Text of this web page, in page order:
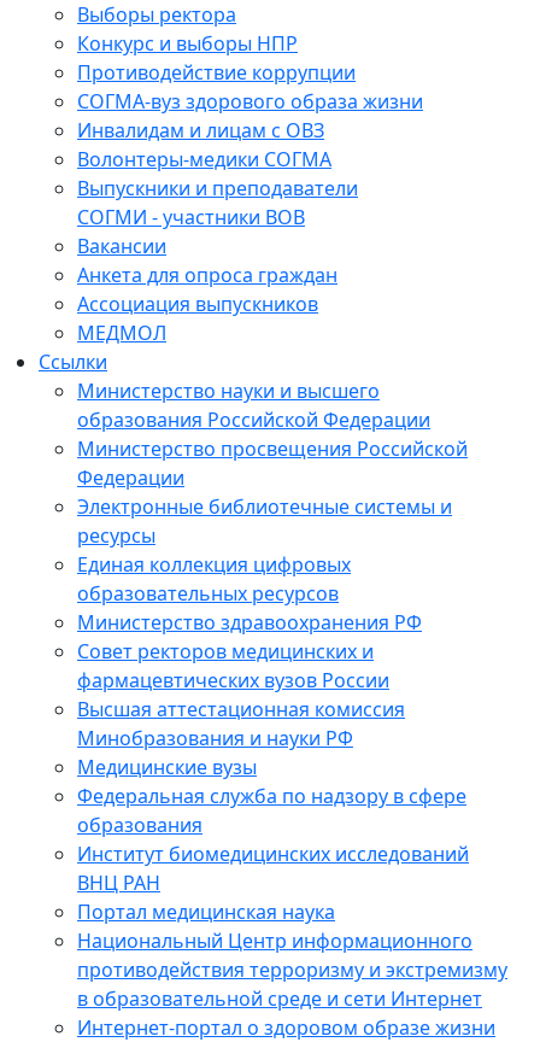
Выборы ректора
Конкурс и выборы НПР
Противодействие коррупции
СОГМА-вуз здорового образа жизни
Инвалидам и лицам с ОВЗ
Волонтеры-медики СОГМА
Выпускники и преподаватели
СОГМИ - участники ВОВ
Вакансии
Анкета для опроса граждан
Ассоциация выпускников
МЕДМОЛ
Ссылки
Министерство науки и высшего
образования Российской Федерации
Министерство просвещения Российской
Федерации
Электронные библиотечные системы и
ресурсы
Единая коллекция цифровых
образовательных ресурсов
Министерство здравоохранения РФ
Совет ректоров медицинских и
фармацевтических вузов России
Высшая аттестационная комиссия
Минобразования и науки РФ
Медицинские вузы
Федеральная служба по надзору в сфере
образования
Институт биомедицинских исследований
ВНЦ РАН
Портал медицинская наука
Национальный Центр информационного
противодействия терроризму и экстремизму
в образовательной среде и сети Интернет
Интернет-портал о здоровом образе жизни